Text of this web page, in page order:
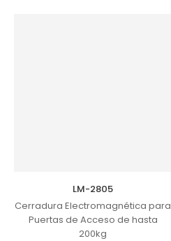
LM-2805
Cerradura Electromagnética para
Puertas de Acceso de hasta
200kg